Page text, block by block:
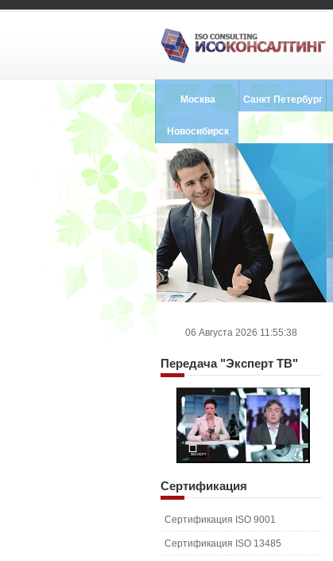
Москва Санкт Петербург
8 (812) 748-2493
Новосибирск
8 (383) 227-8449
06 Августа 2026 11:55:38
Передача"Эксперт ТВ"
Сертификация
Сертификация ISO 9001
Сертификация ISO 13485